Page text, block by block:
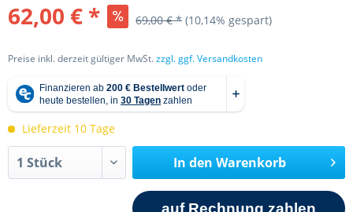
62,00 € * 69,00 € * (10,14% gespart)
Preise inkl. derzeit gültiger MwSt.zzgl. ggf. Versandkosten
Lieferzeit 10 Tage
In den Warenkorb